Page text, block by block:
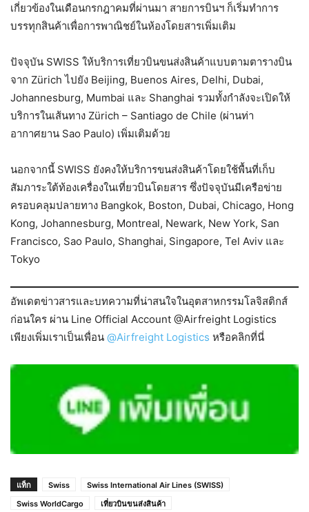
เกี่ยวข้องในเดือนกรกฎาคมที่ผ่านมา สายการบินฯ ก็เริ่มทำการ
บรรทุกสินค้าเพื่อการพาณิชย์ในห้องโดยสารเพิ่มเติม
ปัจจุบัน SWISS ให้บริการเที่ยวบินขนส่งสินค้าแบบตามตารางบิน
จาก Zürich ไปยัง Beijing, Buenos Aires, Delhi, Dubai,
Johannesburg, Mumbai และ Shanghai รวมทั้งกำลังจะเปิดให้
บริการในเส้นทาง Zürich – Santiago de Chile (ผ่านท่า
อากาศยาน Sao Paulo) เพิ่มเติมด้วย
นอกจากนี้ SWISS ยังคงให้บริการขนส่งสินค้าโดยใช้พื้นที่เก็บ
สัมภาระใต้ท้องเครื่องในเที่ยวบินโดยสาร ซึ่งปัจจุบันมีเครือข่าย
ครอบคลุมปลายทาง Bangkok, Boston, Dubai, Chicago, Hong
Kong, Johannesburg, Montreal, Newark, New York, San
Francisco, Sao Paulo, Shanghai, Singapore, Tel Aviv และ
Tokyo
อัพเดตข่าวสารและบทความที่น่าสนใจในอุตสาหกรรมโลจิสติกส์
ก่อนใคร ผ่าน Line Official Account @Airfreight Logistics
เพียงเพิ่มเราเป็นเพื่อน @Airfreight Logistics หรือคลิกที่นี่
แท็ก Swiss
Swiss International Air Lines (SWISS)
Swiss WorldCargo
เที่ยวบินขนส่งสินค้า